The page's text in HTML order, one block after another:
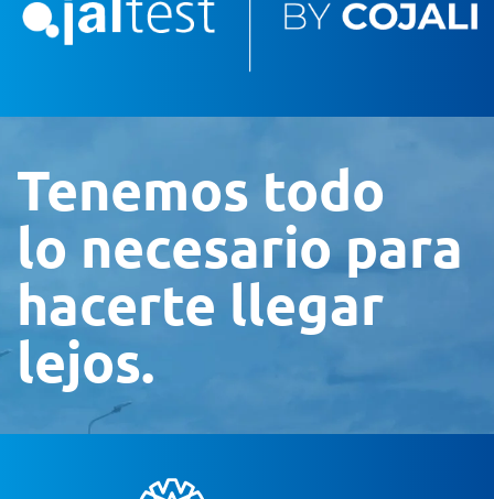
Tenemos todo
lo necesario para
hacerte llegar
lejos.